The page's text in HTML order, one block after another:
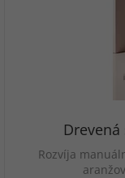
Rozvíja